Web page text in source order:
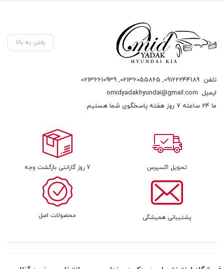
رفتن به بالا
تلفن 09122244189
,
02136055865
,
02136610939
ایمیل omidyadakhyundai@gmail.com
ما 24 ساعته 7 روز هفته پاسخگوی شما هستیم.
تحویل اکسپرس 7 روز گارانتی بازگشت وجه
پشتیبانی همیشگی محصولات اصل